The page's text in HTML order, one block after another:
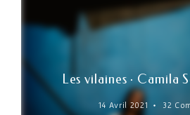
Les vilaines · Camila
14 Avril 2021 32